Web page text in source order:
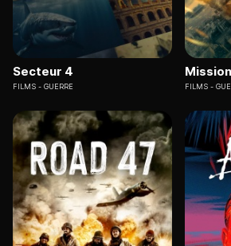
Secteur 4
FILMS GUERRE FILMS